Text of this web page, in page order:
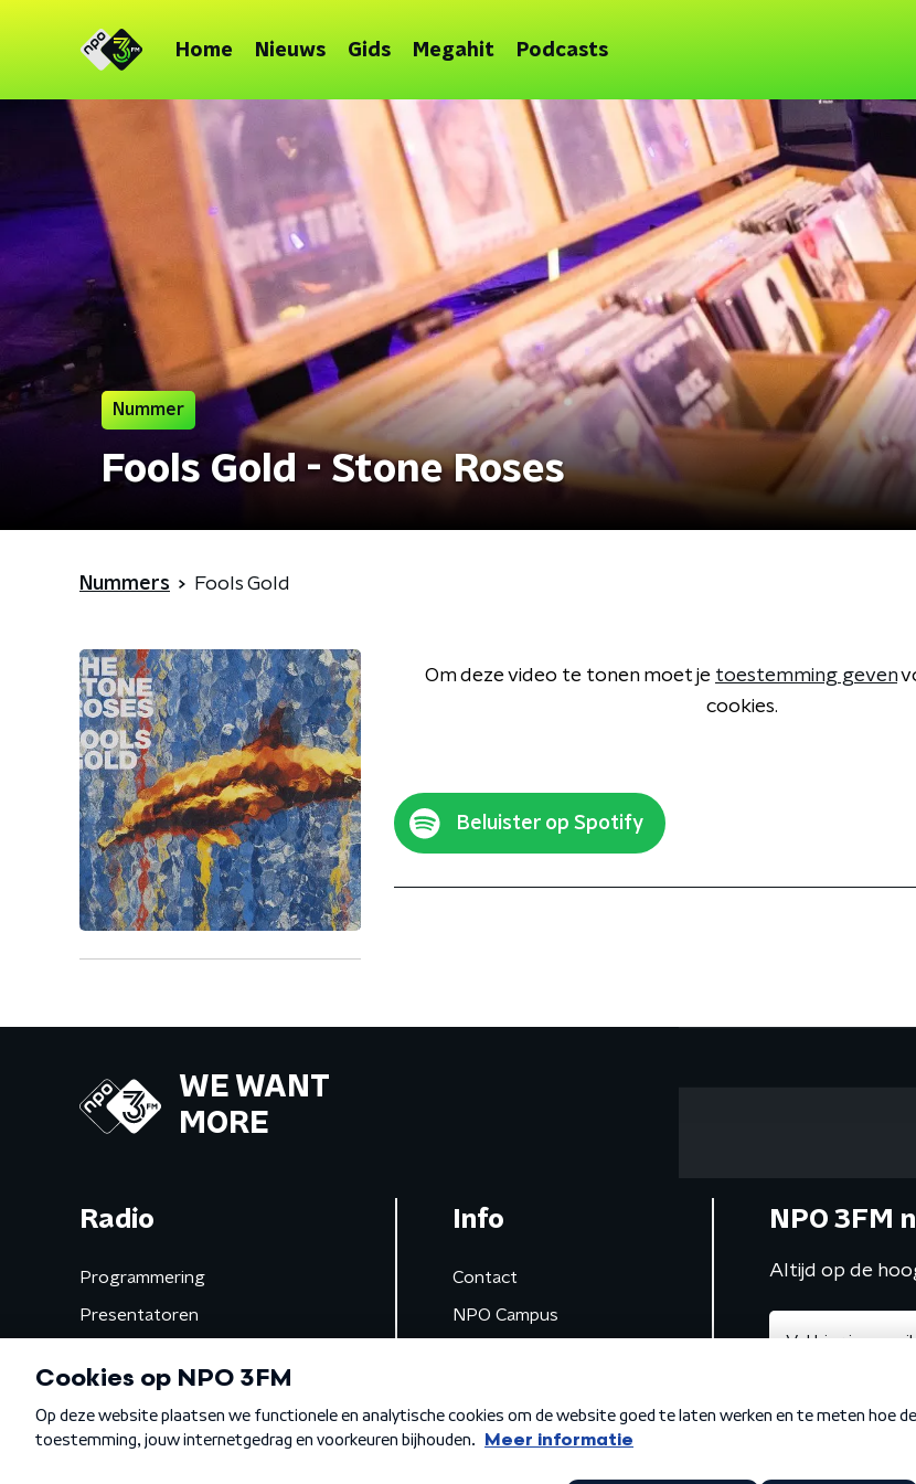
Home Nieuws Gids Megahit Podcasts
Nummer
Fools Gold - Stone Roses
Nummers Fools Gold
Om deze video te tonen moet je toestemming geven
cookies.
Beluister op Spotify
WE WANT
MORE
Radio
Programmering
Presentatoren
Gemist
Info
Contact
NPO Campus
NPO 3FM
Altijd op de
Algemene voorwaarden Privacybeleid